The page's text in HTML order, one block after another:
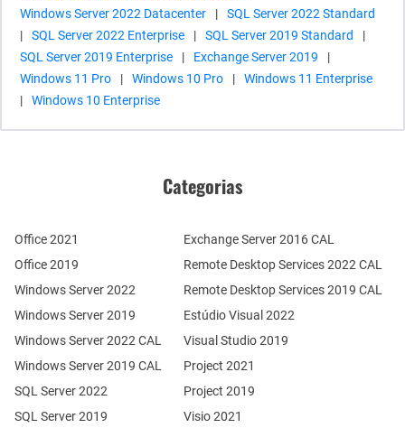
Windows Server 2022 Datacenter
|
SQL Server 2022 Standard
|
SQL Server 2022 Enterprise | SQL Server 2019 Standard
|
SQL Server 2019 Enterprise
| Exchange Server 2019
|
Windows 11 Pro
| Windows 10 Pro |
Windows 11 Enterprise
|
Windows 10 Enterprise
Categorias
Office 2021
Office 2019
Windows Server 2022
Windows Server 2019
SQL Server 2022
SQL Server 2019
Windows Server 2022 CAL
Windows Server 2019 CAL
Remote Desktop Services 2022 CAL
Remote Desktop Services 2019 CAL
Exchange Server 2016 CAL
Estúdio Visual 2022
Visual Studio 2019
Project 2021
Project 2019
Visio 2021